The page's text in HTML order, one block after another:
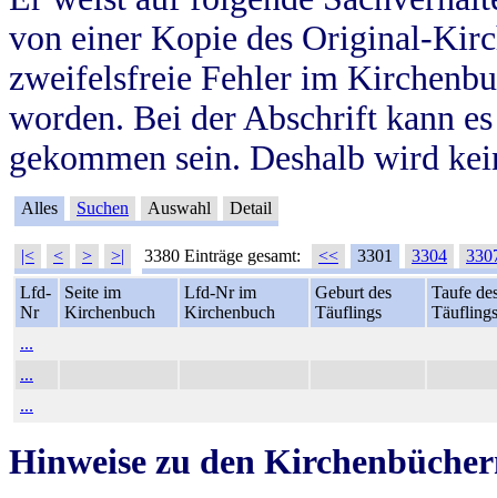
von einer Kopie des Original-
zweifelsfreie Fehler im
worden. Bei der Abschrift kann
gekommen sein. Deshalb wird
Alles Suchen Auswahl Detail
|< < > >| 3380 Einträge gesamt: << 3301 3304
Lfd-
Nr
Seite im
Kirchenbuch
Lfd-Nr im
Kirchenbuch
Geburt des
Täuflings
Taufe
Täuflings
...
...
...
Hinweise zu den